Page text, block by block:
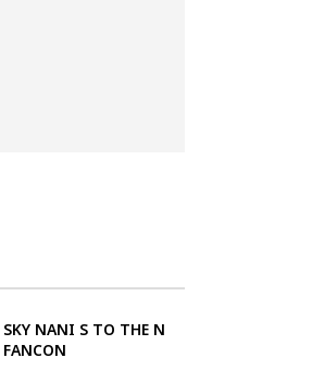
SKY NANI S TO THE N
FANCON